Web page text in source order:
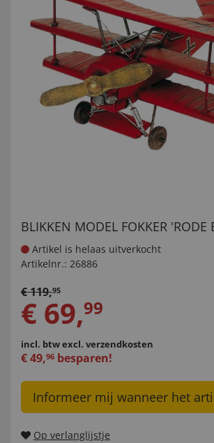
BLIKKEN MODEL FOKKER 'RODE
Artikel is helaas uitverkocht
Artikelnr.: 26886
€119,95
€ 69,99
incl. btwexcl. verzendkosten
€49,96 besparen!
Informeer mij wanneer het
Op verlanglijstje